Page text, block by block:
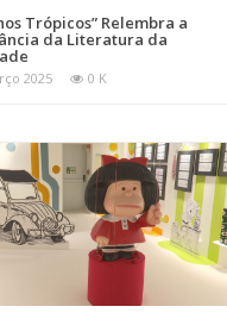
Trópicos” Relembra a
da Literatura da
2025 0 K